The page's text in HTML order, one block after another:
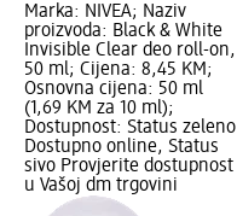
Marka: NIVEA; Naziv
proizvoda: Black & White
Invisible Clear deo roll-on,
50 ml; Cijena: 8,45 KM;
Osnovna cijena: 50 ml
(1,69 KM za 10 ml);
Dostupnost: Status zeleno
Dostupno online, Status
sivo Provjerite dostupnost
u Vašoj dm trgovini